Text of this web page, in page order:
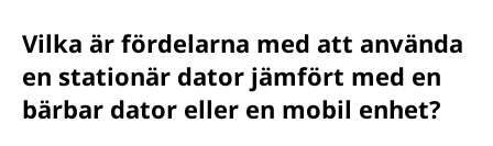
Vilka är fördelarna med att använda
en stationär dator jämfört med en
bärbar dator eller en mobil enhet?